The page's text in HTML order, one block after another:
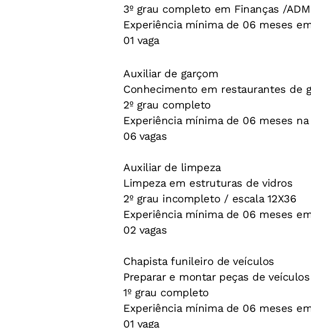
3º grau completo em Finanças /
Experiência mínima de 06 meses
01 vaga
Auxiliar de garçom
Conhecimento em restaurantes de
2º grau completo
Experiência mínima de 06 meses
06 vagas
Auxiliar de limpeza
Limpeza em estruturas de vidros
2º grau incompleto / escala 12X36
Experiência mínima de 06 meses
02 vagas
Chapista funileiro de veículos
Preparar e montar peças de
1º grau completo
Experiência mínima de 06 meses
01 vaga